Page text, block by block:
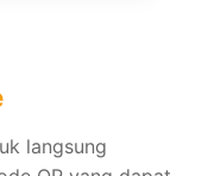
langsung